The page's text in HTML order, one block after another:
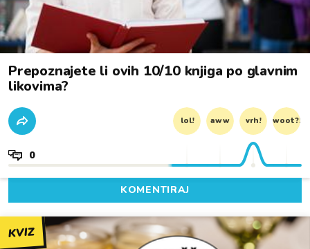
Prepoznajete li ovih 10/10 knjiga po glavnim
likovima?
lol! aww vrh! woot?!
0
KOMENTIRAJ
KVIZ